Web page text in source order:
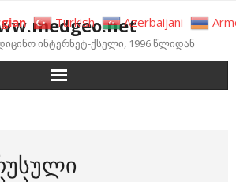
ინტერნეტ-ქსელი, 1996 წლიდან
Turkish Azerbaijani